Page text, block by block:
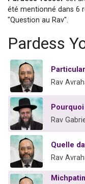
été mentionné dans 6
"Question au Rav".
Pardess
Rav
Pourquoi
Rav
Quelle
Rav